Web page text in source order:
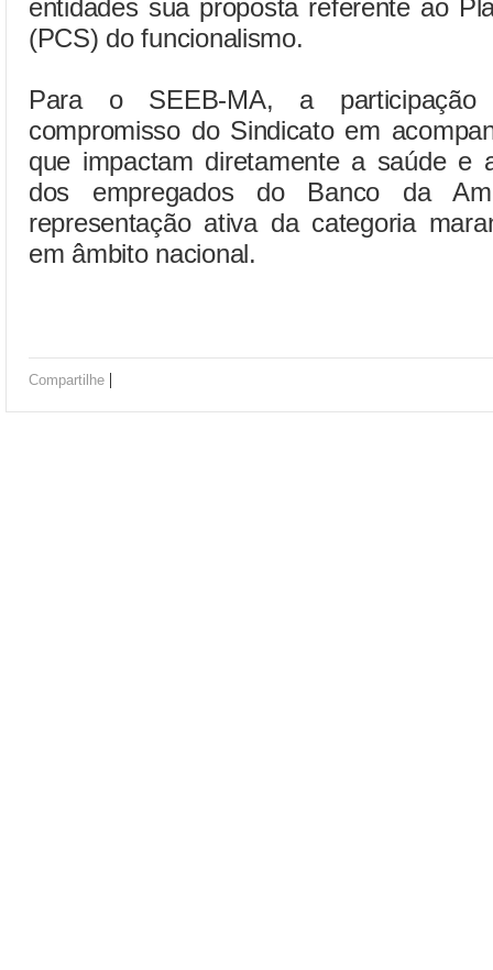
entidades sua proposta referente ao
(PCS) do funcionalismo.
Para o SEEB-MA, a
compromisso do Sindicato em
que impactam diretamente a saúde e
dos empregados do Banco da
representação ativa da categoria
em âmbito nacional.
Compartilhe |